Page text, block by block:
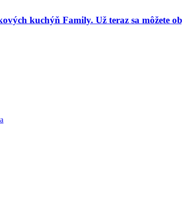
kuchýň Family. Už teraz sa môžete